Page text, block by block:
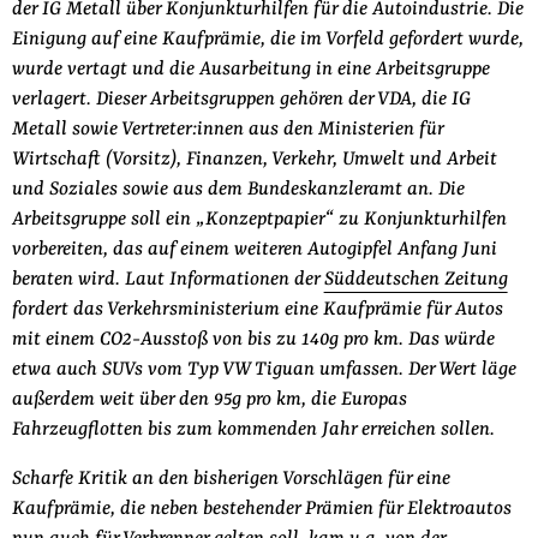
der IG Metall über Konjunkturhilfen für die Autoindustrie. Die
Einigung auf eine Kaufprämie, die im Vorfeld gefordert wurde,
wurde vertagt und die Ausarbeitung in eine Arbeitsgruppe
verlagert. Dieser Arbeitsgruppen gehören der VDA, die IG
Metall sowie Vertreter:innen aus den Ministerien für
Wirtschaft (Vorsitz), Finanzen, Verkehr, Umwelt und Arbeit
und Soziales sowie aus dem Bundeskanzleramt an. Die
Arbeitsgruppe soll ein „Konzeptpapier“ zu Konjunkturhilfen
vorbereiten, das auf einem weiteren Autogipfel Anfang Juni
beraten wird. Laut Informationen derSüddeutschen Zeitung
fordert das Verkehrsministerium eine Kaufprämie für Autos
mit einem CO2-Ausstoß von bis zu 140g pro km. Das würde
etwa auch SUVs vom Typ VW Tiguan umfassen. Der Wert läge
außerdem weit über den 95g pro km, die Europas
Fahrzeugflotten bis zum kommenden Jahr erreichen sollen.
Scharfe Kritik an den bisherigen Vorschlägen für eine
Kaufprämie, die neben bestehender Prämien für Elektroautos